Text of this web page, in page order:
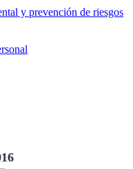
y prevención de riesgos